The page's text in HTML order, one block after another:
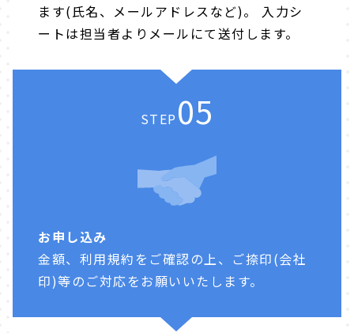
ます(氏名、メールアドレスなど)。 入力シ
ートは担当者よりメールにて送付します。
STEP 05
お申し込み
金額、利用規約をご確認の上、ご捺印(会社
印)等のご対応をお願いいたします。